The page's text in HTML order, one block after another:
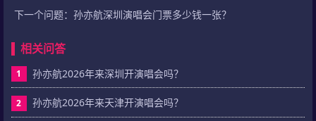
下一个问题： 孙亦航深圳演唱会门票多少钱一张？
相关问答
1 孙亦航2026年来深圳开演唱会吗？
2 孙亦航2026年来天津开演唱会吗？